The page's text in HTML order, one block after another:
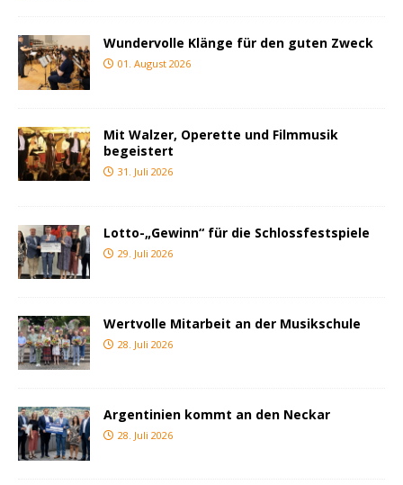
Wundervolle Klänge für den guten Zweck
01. August 2026
Mit Walzer, Operette und Filmmusik
begeistert
31. Juli 2026
Lotto-„Gewinn“ für die Schlossfestspiele
29. Juli 2026
Wertvolle Mitarbeit an der Musikschule
28. Juli 2026
Argentinien kommt an den Neckar
28. Juli 2026